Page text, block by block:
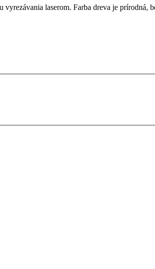
laserom. Farba dreva je prírodná,